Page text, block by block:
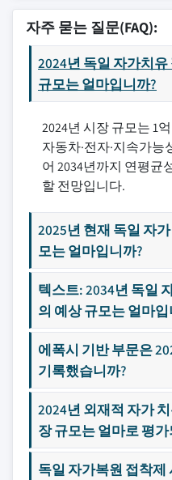
자주 묻는 질문(FAQ):
2024년 독일 자가치
규모는 얼마입니까?
2024년 시장 규모는 1
자동차·전자·지속가
어 2034년까지 연평균
할 전망입니다.
2025년 현재 독일 자
모는 얼마입니까?
텍스트: 2034년 독일
의 예상 규모는 얼마
에폭시 기반 부문은
기록했습니까?
2024년 외재적 자가
장 규모는 얼마로 평
독일 자가복원 접착제